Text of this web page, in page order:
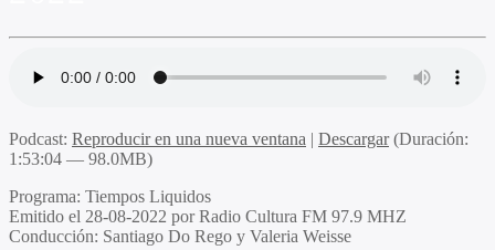
Podcast: Reproducir en una nueva ventana | Descargar(Duración:
1:53:04 — 98.0MB)
Programa: Tiempos Liquidos
Emitido el 28-08-2022 por Radio Cultura FM 97.9 MHZ
Conducción: Santiago Do Rego y Valeria Weisse